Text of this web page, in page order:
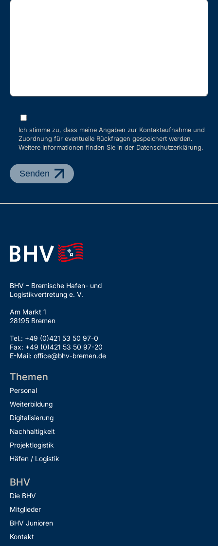
Ich stimme zu, dass meine Angaben zur Kontaktaufnahme und
Zuordnung für eventuelle Rückfragen gespeichert werden.
Weitere Informationen finden Sie in der Datenschutzerklärung.
BHV – Bremische Hafen- und
Logistikvertretung e. V.
Am Markt 1
28195 Bremen
Tel.: +49 (0)421 53 50 97-0
Fax: +49 (0)421 53 50 97-20
E-Mail: office@bhv-bremen.de
Themen
Personal
Weiterbildung
Digitalisierung
Nachhaltigkeit
Projektlogistik
Häfen / Logistik
BHV
Die BHV
Mitglieder
BHV Junioren
Kontakt